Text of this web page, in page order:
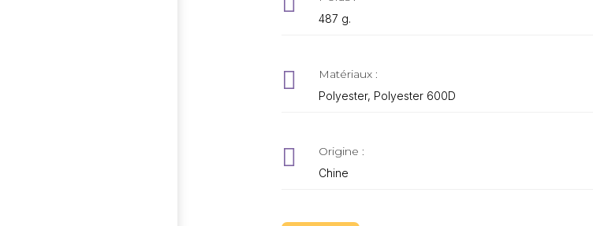
487 g.
 Matériaux :
Polyester, Polyester 600D
 Origine :
Chine